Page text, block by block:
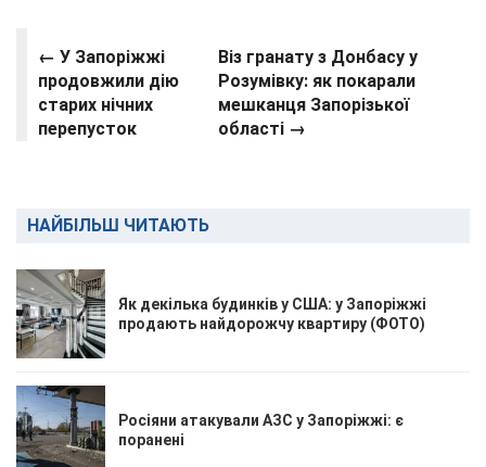
← У Запоріжжі
продовжили дію
старих нічних
перепусток
Віз гранату з Донбасу у
Розумівку: як покарали
мешканця Запорізької
області →
НАЙБІЛЬШ ЧИТАЮТЬ
Як декілька будинків у США: у Запоріжжі
продають найдорожчу квартиру (ФОТО)
Росіяни атакували АЗС у Запоріжжі: є
поранені